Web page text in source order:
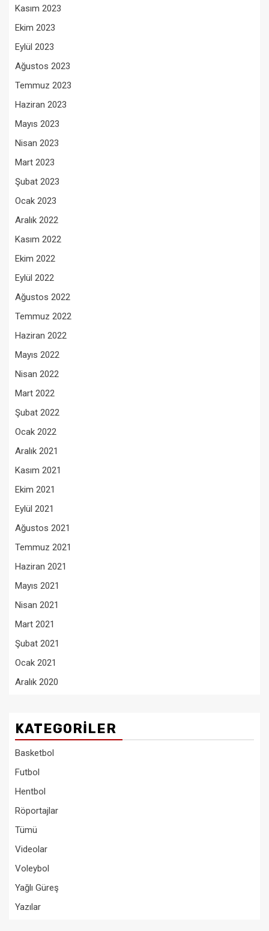
Kasım 2023
Ekim 2023
Eylül 2023
Ağustos 2023
Temmuz 2023
Haziran 2023
Mayıs 2023
Nisan 2023
Mart 2023
Şubat 2023
Ocak 2023
Aralık 2022
Kasım 2022
Ekim 2022
Eylül 2022
Ağustos 2022
Temmuz 2022
Haziran 2022
Mayıs 2022
Nisan 2022
Mart 2022
Şubat 2022
Ocak 2022
Aralık 2021
Kasım 2021
Ekim 2021
Eylül 2021
Ağustos 2021
Temmuz 2021
Haziran 2021
Mayıs 2021
Nisan 2021
Mart 2021
Şubat 2021
Ocak 2021
Aralık 2020
KATEGORILER
Basketbol
Futbol
Hentbol
Röportajlar
Tümü
Videolar
Voleybol
Yağlı Güreş
Yazılar